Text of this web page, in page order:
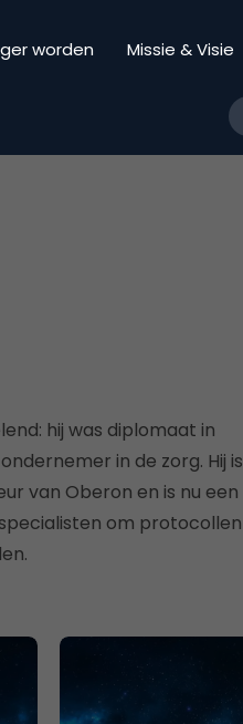
worden Missie & Visie
hij was diplomaat in
in de zorg. Hij is
van Oberon en is nu een
om protocollen